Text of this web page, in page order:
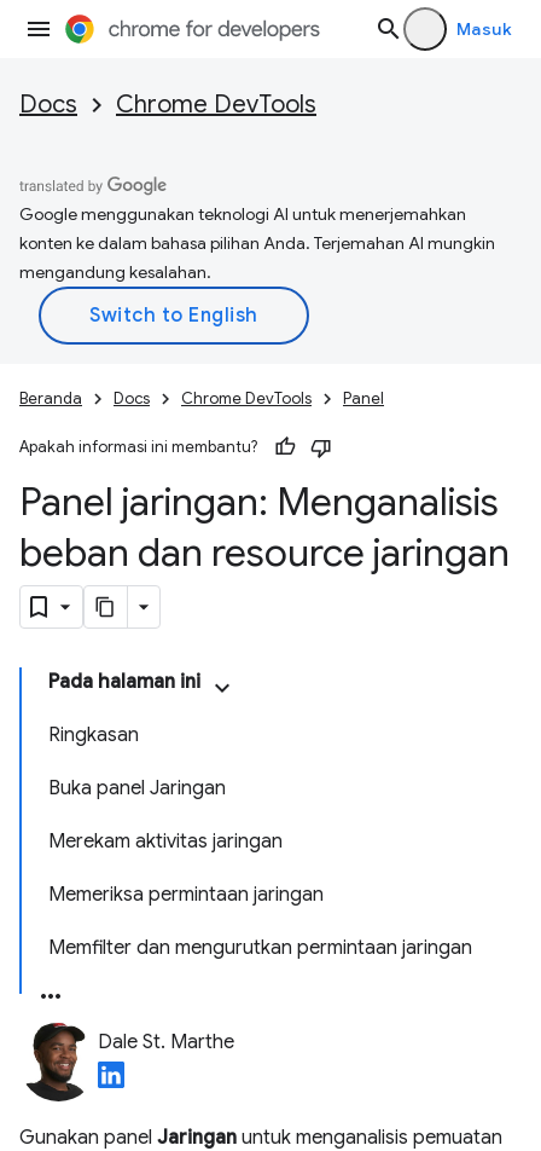
Masuk
Docs Chrome DevTools
Google menggunakan teknologi AI untuk menerjemahkan
konten ke dalam bahasa pilihan Anda. Terjemahan AI mungkin
mengandung kesalahan.
Beranda Docs Chrome DevTools Panel
Apakah informasi ini membantu?
Panel jaringan: Menganalisis
beban dan resource jaringan
Pada halaman ini
Ringkasan
Buka panel Jaringan
Merekam aktivitas jaringan
Memeriksa permintaan jaringan
Memfilter dan mengurutkan permintaan jaringan
Dale St. Marthe
Gunakan panel Jaringan untuk menganalisis pemuatan